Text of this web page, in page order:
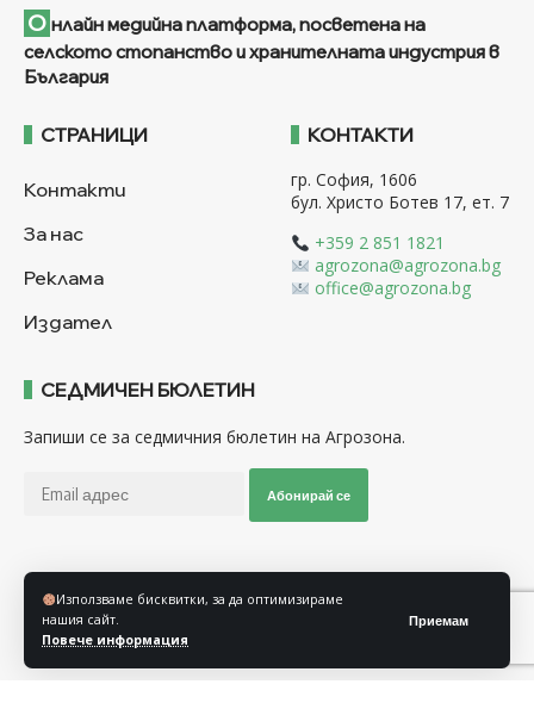
Използваме бисквитки, за да оптимизираме
нашия сайт.
Повече информация
Приемам
О нлайн медийна платформа, посветена на
селското стопанство и хранителната индустрия в
България
СТРАНИЦИ
Контакти
За нас
Реклама
Издател
КОНТАКТИ
гр. София, 1606
бул. Христо Ботев 17, ет. 7
+359 2 851 1821
agrozona@agrozona.bg
office@agrozona.bg
СЕДМИЧЕН БЮЛЕТИН
Запиши се за седмичния бюлетин на Агрозона.
Абонирай се
Последвайте ни